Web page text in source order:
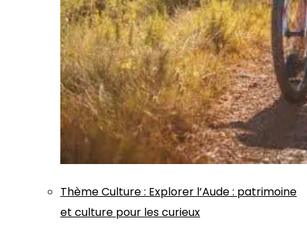
ThèmeCulture: Explorer l’Aude : patrimoine
et culture pour les curieux